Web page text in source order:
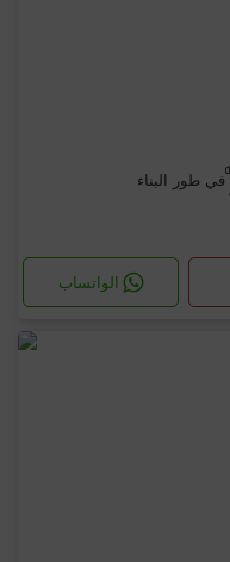
في طور البناء
الواتساب